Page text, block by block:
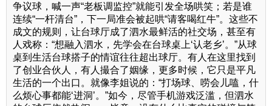
争议球，喊一声“老板调监控”就能引发全场哄笑；若是谁
连续“一杆清台”，下一局准会被起哄“请客喝红牛”。这些不
成文的规则，让台球厅成了泗水最鲜活的社交场，甚至有
人戏称：“想融入泗水，先学会在台球桌上‘认老乡’。”从球
桌到生活台球搭子的情谊往往超出球厅。有人在这里找到
了创业合伙人，有人撮合了姻缘，更多时候，它只是平凡
生活的一个出口。就像李姐说的：“打场球、唠会儿嗑，什
么烦心事都能‘进洞’。”如今，尽管手机游戏泛滥，但泗水